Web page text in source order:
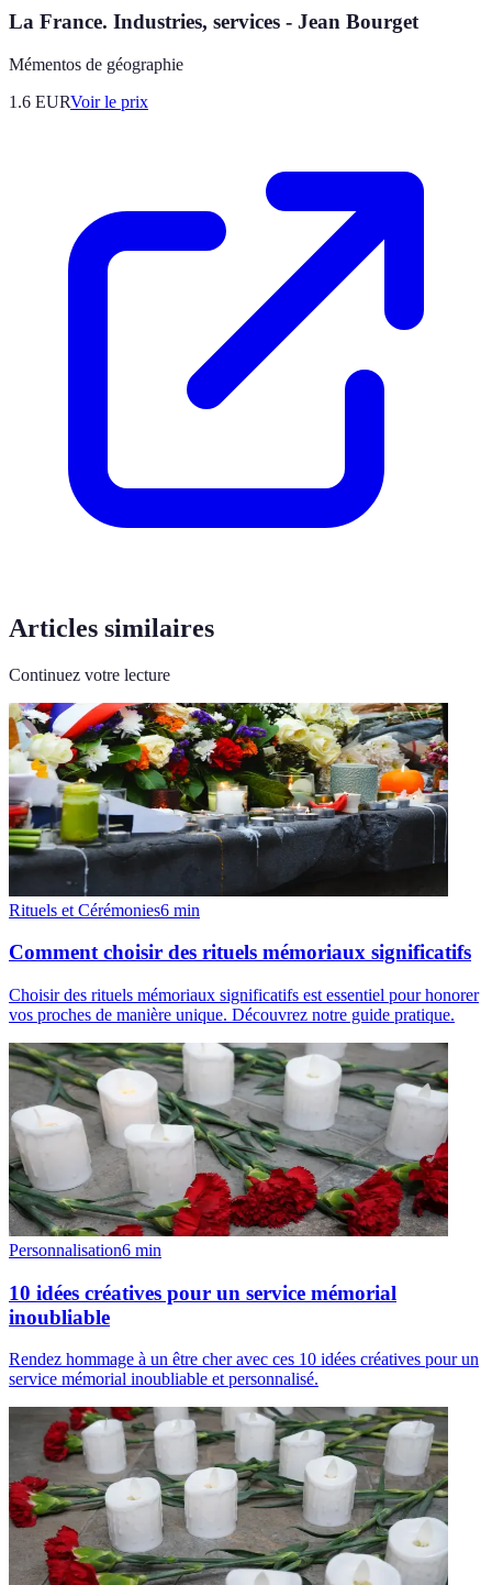
La France. Industries, services - Jean Bourget
Mémentos de géographie
1.6 EURVoir le prix
Articles similaires
Continuez votre lecture
Rituels et Cérémonies6 min
Comment choisir des rituels mémoriaux significatifs
Choisir des rituels mémoriaux significatifs est essentiel pour honorer
vos proches de manière unique. Découvrez notre guide pratique.
Personnalisation6 min
10 idées créatives pour un service mémorial
inoubliable
Rendez hommage à un être cher avec ces 10 idées créatives pour un
service mémorial inoubliable et personnalisé.